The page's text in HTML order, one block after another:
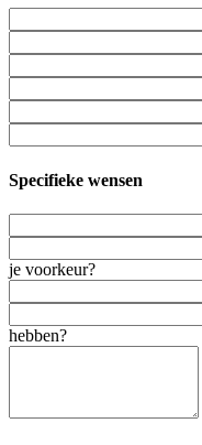
Specifieke wensen
je voorkeur?
hebben?